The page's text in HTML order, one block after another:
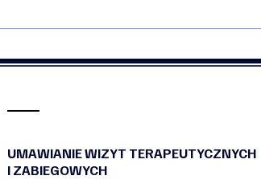
Instytucie Świadomości
UMAWIANIE WIZYT TERAPEUTYCZNYCH
I ZABIEGOWYCH